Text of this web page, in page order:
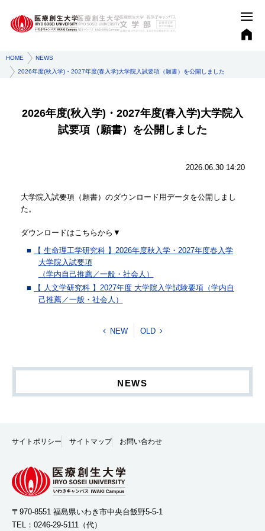
HOME NEWS
2026年度(秋入学)・2027年度(春入学)大学院入試要項（願書）を公開しました
2026年度(秋入学)・2027年度(春入学)大学院入
試要項（願書）を公開しました
2026.06.30 14:20
大学院入試要項（願書）のダウンロード用データを公開しまし
た。
ダウンロードはこちらから▼
【 生命理工学研究科 】2026年度秋入学・2027年度春入学
大学院入試要項
（学内自己推薦／一般・社会人）
【 人文学研究科 】2027年度 大学院入学試験要項（学内自
己推薦／一般・社会人）
NEW OLD
NEWS
サイトポリシー サイトマップ お問い合わせ
〒970-8551 福島県いわき市中央台飯野5-5-1
TEL： 0246-29-5111 （代）